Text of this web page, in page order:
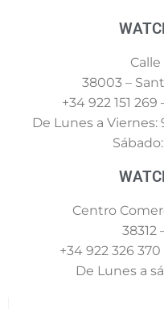
38003 –
+34 922 151
De Lunes a Viernes:
Centro
38312
+34 922 326
De Lunes a